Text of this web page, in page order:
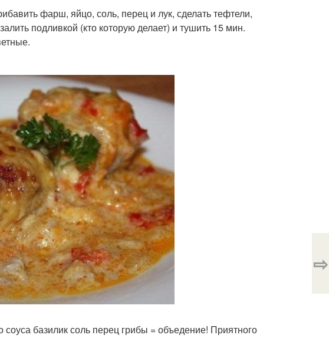
фарш, яйцо, соль, перец и лук, сделать тефтели,
подливкой (кто которую делает) и тушить 15 мин.
базилик соль перец грибы = объедение! Приятного
⇨